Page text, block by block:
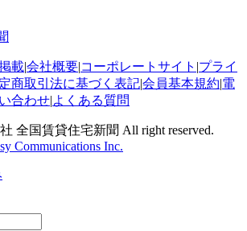
載|会社概要|コーポレートサイト |プライ
商取引法に基づく表記|会員基本規約|電
合わせ|よくある質問
全国賃貸住宅新聞 All right reserved.
Communications Inc.